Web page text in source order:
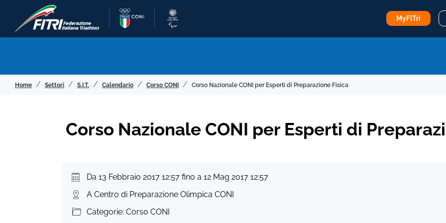
MyFITri
Home Settori S.I.T. Calendario Corso CONI Corso Nazionale CONI per Esperti di Preparazione Fisica
Corso Nazionale CONI per Esperti di
Da 13 Febbraio 2017 12:57 fino a 12 Mag 2017 12:57
A Centro di Preparazione Olimpica CONI
Categorie: Corso CONI